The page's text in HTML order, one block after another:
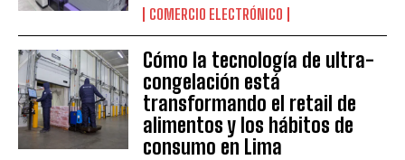
COMERCIO ELECTRÓNICO
Cómo la tecnología de ultra-
congelación está
transformando el retail de
alimentos y los hábitos de
consumo en Lima